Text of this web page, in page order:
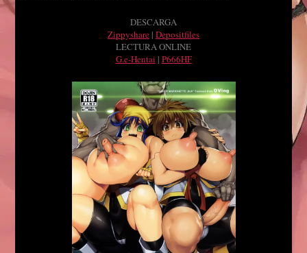
DESCARGA
Zippyshare | Depositfiles
LECTURA ONLINE
G.e-Hentai | P666HF